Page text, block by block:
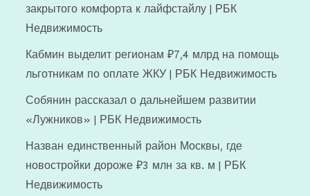
закрытого комфорта к лайфстайлу | РБК
Недвижимость
Кабмин выделит регионам ₽7,4 млрд на помощь
льготникам по оплате ЖКУ | РБК Недвижимость
Собянин рассказал о дальнейшем развитии
«Лужников» | РБК Недвижимость
Назван единственный район Москвы, где
новостройки дороже ₽3 млн за кв. м | РБК
Недвижимость